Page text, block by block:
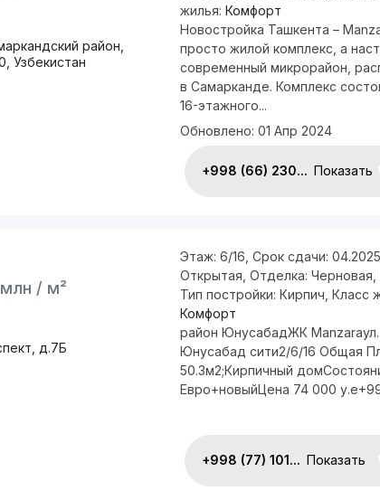
район,
Узбекистан
жилья: Комфорт
Новостройка Ташкента –
просто жилой комплекс, а
современный микрорайон,
в Самарканде. Комплекс
16-этажного...
Обновлено: 01 Апр 2024
+998 (66) 230... Показать
/ м²
д.7Б
Этаж: 6/16 Срок сдачи: 04.2025
Открытая Отделка: Черновая
Тип постройки: Кирпич Класс
Комфорт
район ЮнусабадЖК
Юнусабад сити2/6/16 Общая
50.3м2;Кирпичный
Евро+новыйЦена 74 000
+998 (77) 101... Показать